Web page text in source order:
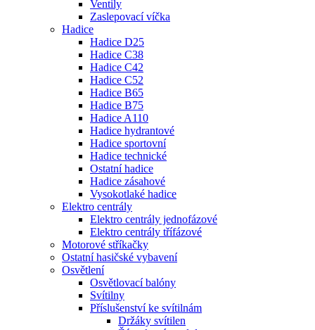
Ventily
Zaslepovací víčka
Hadice
Hadice D25
Hadice C38
Hadice C42
Hadice C52
Hadice B65
Hadice B75
Hadice A110
Hadice hydrantové
Hadice sportovní
Hadice technické
Ostatní hadice
Hadice zásahové
Vysokotlaké hadice
Elektro centrály
Elektro centrály jednofázové
Elektro centrály třífázové
Motorové stříkačky
Ostatní hasičské vybavení
Osvětlení
Osvětlovací balóny
Svítilny
Příslušenství ke svítilnám
Držáky svítilen